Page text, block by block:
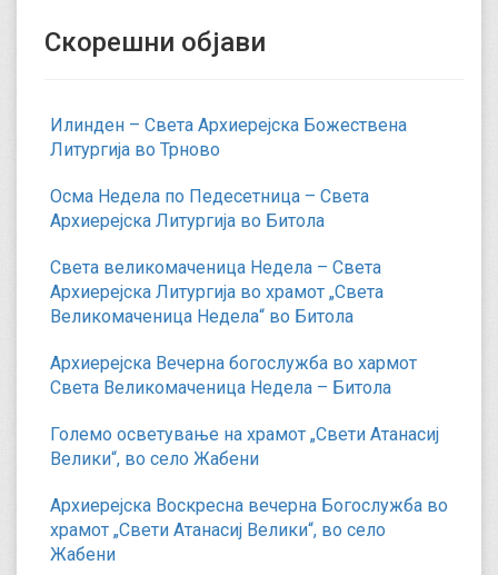
Скорешни објави
Илинден – Света Архиерејска Божествена
Литургија во Трново
Осма Недела по Педесетница – Света
Архиерејска Литургија во Битола
Света великомаченица Недела – Света
Архиерејска Литургија во храмот „Света
Великомаченица Недела“ во Битола
Архиерејска Вечерна богослужба во хармот
Света Великомаченица Недела – Битола
Големо осветување на храмот „Свети Атанасиј
Велики“, во село Жабени
Архиерејска Воскресна вечерна Богослужба во
храмот „Свети Атанасиј Велики“, во село
Жабени